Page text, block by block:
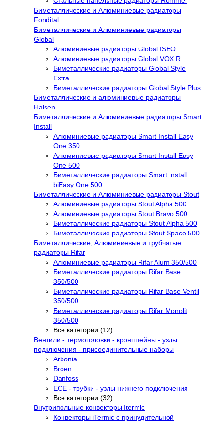
Биметаллические и Алюминиевые радиаторы
Fondital
Биметаллические и Алюминиевые радиаторы
Global
Алюминиевые радиаторы Global ISEO
Алюминиевые радиаторы Global VOX R
Биметаллические радиаторы Global Style
Extra
Биметаллические радиаторы Global Style Plus
Биметаллические и алюминиевые радиаторы
Halsen
Биметаллические и Алюминиевые радиаторы Smart
Install
Алюминиевые радиаторы Smart Install Easy
One 350
Алюминиевые радиаторы Smart Install Easy
One 500
Биметаллические радиаторы Smart Install
biEasy One 500
Биметаллические и Алюминиевые радиаторы Stout
Алюминиевые радиаторы Stout Alpha 500
Алюминиевые радиаторы Stout Bravo 500
Биметаллические радиаторы Stout Alpha 500
Биметаллические радиаторы Stout Space 500
Биметаллические, Алюминиевые и трубчатые
радиаторы Rifar
Алюминиевые радиаторы Rifar Alum 350/500
Биметаллические радиаторы Rifar Base
350/500
Биметаллические радиаторы Rifar Base Ventil
350/500
Биметаллические радиаторы Rifar Monolit
350/500
Все категории (12)
Вентили - термоголовки - кронштейны - узлы
подключения - присоединительные наборы
Arbonia
Broen
Danfoss
ECE - трубки - узлы нижнего подключения
Все категории (32)
Внутрипольные конвекторы Itermic
Конвекторы iTermic c принудительной